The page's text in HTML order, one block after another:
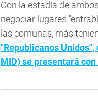
Con la estadía de
negociar lugares
las comunas, más
"Republicanos
MID) se presentará